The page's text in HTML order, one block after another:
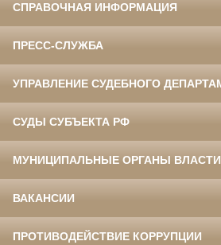
СПРАВОЧНАЯ ИНФОРМАЦИЯ
ПРЕСС-СЛУЖБА
УПРАВЛЕНИЕ СУДЕБНОГО
СУДЫ СУБЪЕКТА РФ
МУНИЦИПАЛЬНЫЕ ОРГАНЫ ВЛАСТИ
ВАКАНСИИ
ПРОТИВОДЕЙСТВИЕ КОРРУПЦИИ